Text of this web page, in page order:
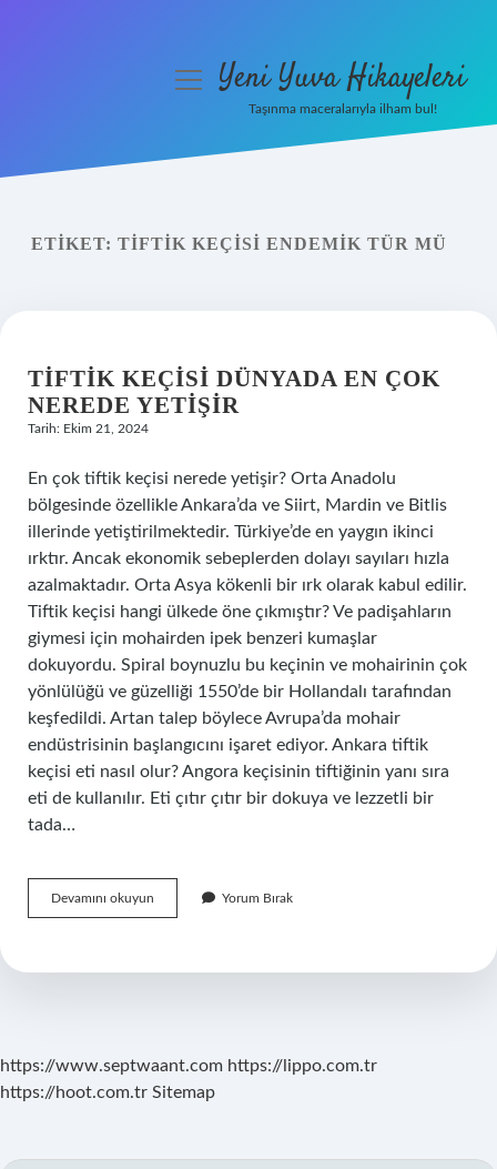
Yasal Uyarı
menüyüYeni Yuva Hikayeleri
Taşınma maceralarıyla ilham bul!
ETIKET: TIFTIK KEÇISI ENDEMIK TÜR MÜ
TIFTIK KEÇISI DÜNYADA EN ÇOK
NEREDE YETIŞIR
Tarih: Ekim 21, 2024
En çok tiftik keçisi nerede yetişir? Orta Anadolu
bölgesinde özellikle Ankara’da ve Siirt, Mardin ve Bitlis
illerinde yetiştirilmektedir. Türkiye’de en yaygın ikinci
ırktır. Ancak ekonomik sebeplerden dolayı sayıları hızla
azalmaktadır. Orta Asya kökenli bir ırk olarak kabul edilir.
Tiftik keçisi hangi ülkede öne çıkmıştır? Ve padişahların
giymesi için mohairden ipek benzeri kumaşlar
dokuyordu. Spiral boynuzlu bu keçinin ve mohairinin çok
yönlülüğü ve güzelliği 1550’de bir Hollandalı tarafından
keşfedildi. Artan talep böylece Avrupa’da mohair
endüstrisinin başlangıcını işaret ediyor. Ankara tiftik
keçisi eti nasıl olur? Angora keçisinin tiftiğinin yanı sıra
eti de kullanılır. Eti çıtır çıtır bir dokuya ve lezzetli bir
tada…
Devamını okuyun
Keçisi
Çok
Yorum Bırak
https://www.septwaant.com https://lippo.com.tr
https://hoot.com.tr Sitemap